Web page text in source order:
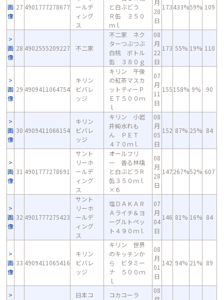
画
像
27 4901777278677
ールデ
ィング
ス
と白ぶどう
Ｒ缶 ３５０
ｍｌ
月
28
日
173433%59% 109
画
像
28 4902555209227 不二家
不二家 ネク
ターつぶつぶ
白桃 ボトル
缶 ３８０ｇ
08
月
22
日
173 55% 19% 110
画
像
29 4909411064754
キリン
ビバレ
ッジ
キリン 午後
の紅茶マスカ
ットティーＰ
ＥＴ５００ｍ
ｌ
07
月
11
日
155158% 9% 90
画
像
30 4909411066154
キリン
ビバレ
ッジ
キリン 小岩
井純水れも
ん ＰＥＴ
４７０ｍｌ
08
月
05
日
152 87% 25% 84
画
像
31 4901777278691
サント
リーホ
ールデ
ィング
ス
オールフリ
ー 香る林檎
と白ぶどうＲ
缶３５０ｍｌ
×６
08
月
28
日
147267%52% 607
画
像
32 4901777275423
サント
リーホ
ールデ
ィング
ス
塩ＤＡＫＡＲ
Ａライチ＆ヨ
ーグルトペッ
ト４９０ｍｌ
07
月
04
日
146 81% 16% 84
画
像
33 4909411065416
キリン
ビバレ
ッジ
キリン 世界
のキッチンか
ら ビタミー
ナ ５００ｍ
ｌ
08
月
01
日
142 94% 21% 89
日本コ
コカコーラ
08